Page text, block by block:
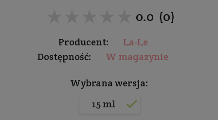
0.0 (0)
Producent:
La-Le
Dostępność:
W magazynie
Wybrana wersja:
15 ml